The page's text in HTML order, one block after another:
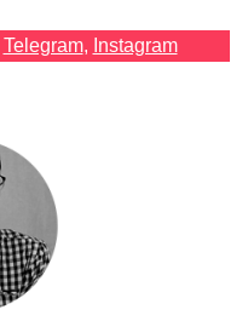
Telegram, Instagram